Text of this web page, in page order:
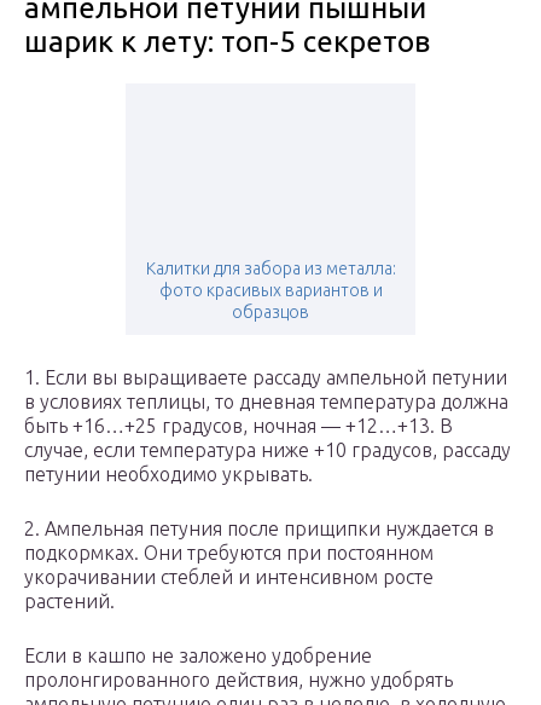
ампельной петунии пышный
шарик к лету: топ-5 секретов
Калитки для забора из металла:
фото красивых вариантов и
образцов
1. Если вы выращиваете рассаду ампельной петунии
в условиях теплицы, то дневная температура должна
быть +16…+25 градусов, ночная — +12…+13. В
случае, если температура ниже +10 градусов, рассаду
петунии необходимо укрывать.
2. Ампельная петуния после прищипки нуждается в
подкормках. Они требуются при постоянном
укорачивании стеблей и интенсивном росте
растений. ⠀
Если в кашпо не заложено удобрение
пролонгированного действия, нужно удобрять